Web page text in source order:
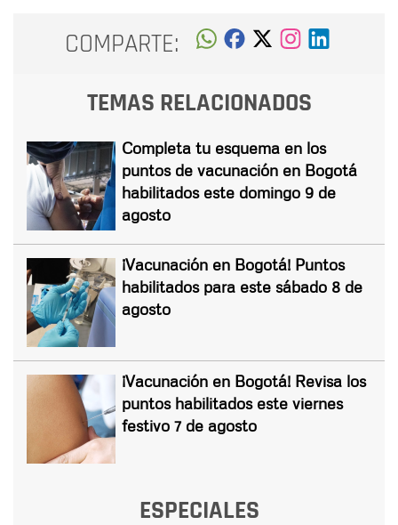
COMPARTE:
TEMAS RELACIONADOS
Completa tu esquema en los
puntos de vacunación en Bogotá
habilitados este domingo 9 de
agosto
¡Vacunación en Bogotá! Puntos
habilitados para este sábado 8 de
agosto
¡Vacunación en Bogotá! Revisa los
puntos habilitados este viernes
festivo 7 de agosto
ESPECIALES